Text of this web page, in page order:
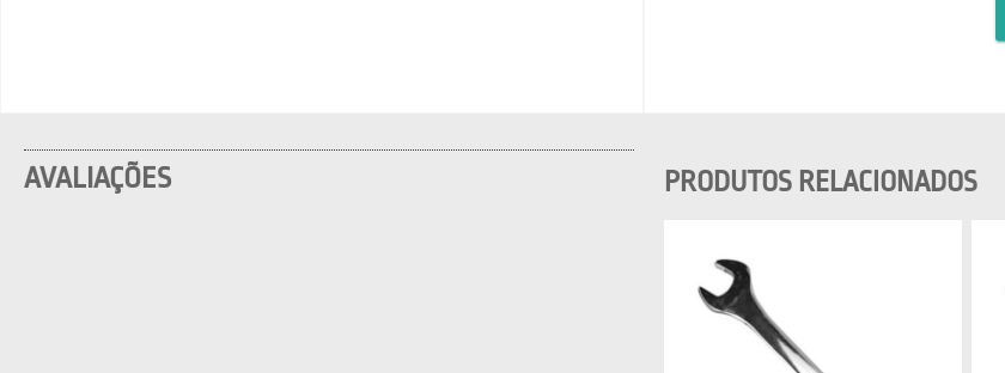
AVALIAÇÕES PRODUTOS RELACIONADOS